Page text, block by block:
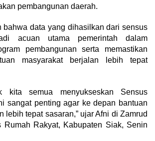
pembangunan daerah.
bahwa data yang dihasilkan dari sensus
acuan utama pemerintah dalam
pembangunan serta memastikan
masyarakat berjalan lebih tepat
kita semua menyukseskan Sensus
sangat penting agar ke depan bantuan
lebih tepat sasaran,” ujar Afni di Zamrud
Rumah Rakyat, Kabupaten Siak, Senin